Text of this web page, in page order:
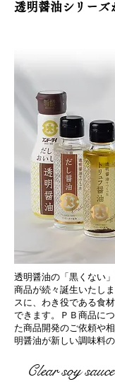
透明醤油シリーズ
透明醤油の「黒くない
商品が続々誕生いたし
スに、わき役である食
できます。ＰＢ商品に
た商品開発のご依頼や
明醤油が新しい調味料
Clear soy